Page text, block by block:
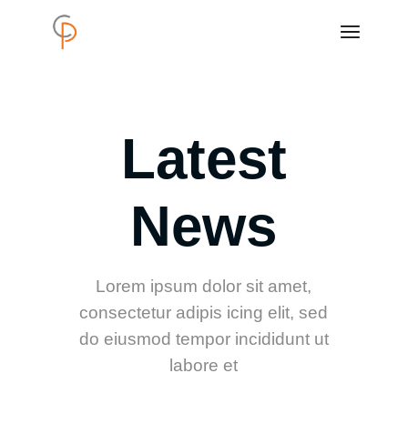
Latest
News
Lorem ipsum dolor sit amet,
consectetur adipis icing elit, sed
do eiusmod tempor incididunt ut
labore et